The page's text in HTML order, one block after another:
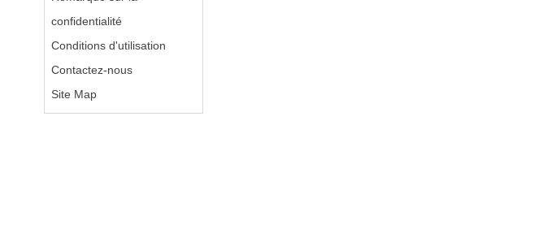
confidentialité
Conditions d'utilisation
Contactez-nous
Site Map